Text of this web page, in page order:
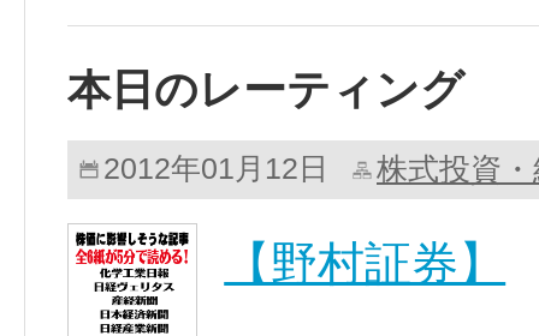
本日のレーティング
2012年01月12日 株式投資
【野村証券】